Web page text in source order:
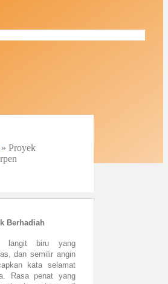
» Proyek
Berhadiah
langit biru yang
dan semilir angin
kata selamat
Rasa penat yang